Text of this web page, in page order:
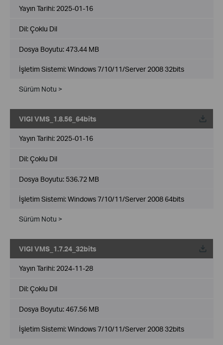
Yayın Tarihi: 2025-01-16
Dil:Çoklu Dil
Dosya Boyutu:473.44 MB
İşletim Sistemi: Windows 7/10/11/Server 2008 32bits
Sürüm Notu >
VIGI VMS_1.8.56_64bits
Yayın Tarihi: 2025-01-16
Dil:Çoklu Dil
Dosya Boyutu: 536.72 MB
İşletim Sistemi: Windows 7/10/11/Server 2008 64bits
Sürüm Notu >
VIGI VMS_1.7.24_32bits
Yayın Tarihi: 2024-11-28
Dil:Çoklu Dil
Dosya Boyutu:467.56 MB
İşletim Sistemi: Windows 7/10/11/Server 2008 32bits